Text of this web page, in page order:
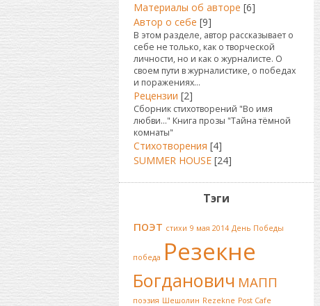
Материалы об авторе [6]
Автор о себе [9]
В этом разделе, автор рассказывает о
себе не только, как о творческой
личности, но и как о журналисте. О
своем пути в журналистике, о победах
и поражениях...
Рецензии [2]
Сборник стихотворений "Во имя
любви..." Книга прозы "Тайна тёмной
комнаты"
Стихотворения [4]
SUMMER HOUSE [24]
Тэги
поэт стихи 9 мая 2014 День Победы
победа Резекне
Богданович МАПП
поэзия Шешолин Rezekne Post Cafe